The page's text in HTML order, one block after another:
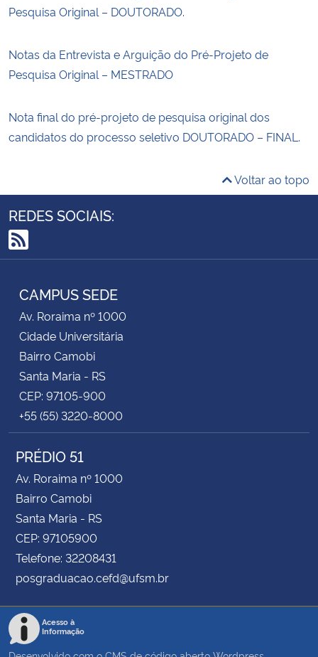
Pesquisa Original – DOUTORADO.
Notas da Entrevista e Arguição do Pré-Projeto de
Pesquisa Original – MESTRADO
Nota final do pré-projeto de pesquisa original dos
candidatos do processo seletivo DOUTORADO – FINAL.
Voltar ao topo
REDES SOCIAIS:
RSS
CAMPUS SEDE
Av. Roraima nº 1000
Cidade Universitária
Bairro Camobi
Santa Maria - RS
CEP: 97105-900
+55 (55) 3220-8000
PRÉDIO 51
Av. Roraima nº 1000
Bairro Camobi
Santa Maria - RS
CEP: 97105900
Telefone: 32208431
posgraduacao.cefd@ufsm.br
Acesso à
Informação